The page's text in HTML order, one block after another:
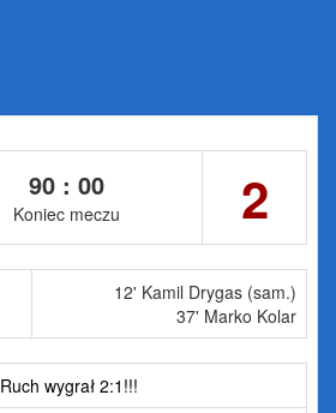
90 : 00
Koniec meczu 2
12' Kamil Drygas (sam.)
37' Marko Kolar
Ruch wygrał 2:1!!!